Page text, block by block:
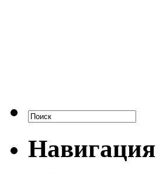
Навигация